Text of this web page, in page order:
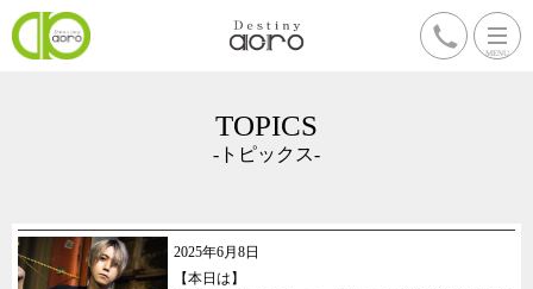
TOPICS
-トピックス-
2025年6月8日
【本日は】